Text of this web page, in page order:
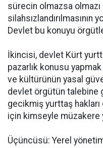
sürecin olmazsa
Devlet bu konuyu
İkincisi, devlet Kürt
pazarlık konusu
ve kültürünün yasal
devlet örgütün talebine
gecikmiş yurttaş
için kimseyle müzakere
Üçüncüsü: Yerel